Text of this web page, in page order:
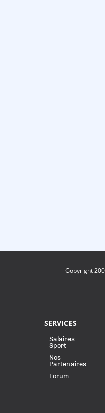
Copyright
SERVICES
Salaires
Sport
Nos
Partenaires
Forum